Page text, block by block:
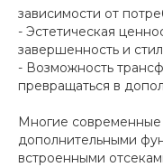
зависимости от
- Эстетическая
завершенность и
- Возможность
превращаться в
Многие
дополнительными
встроенными